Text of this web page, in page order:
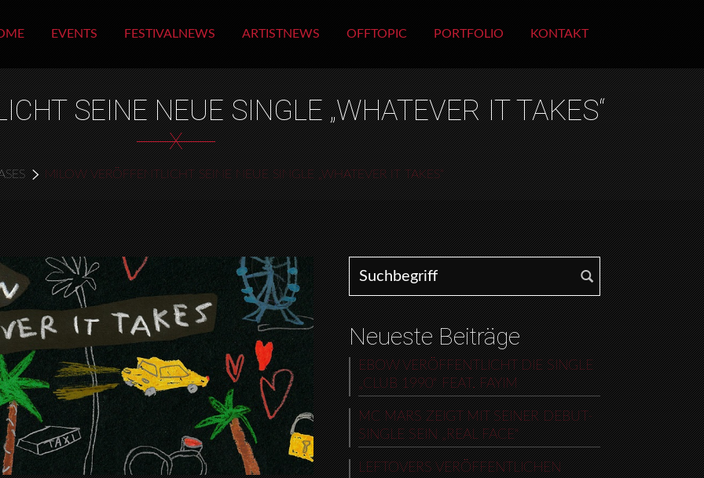
EVENTS FESTIVALNEWS ARTISTNEWS OFFTOPIC PORTFOLIO KONTAKT
SEINE NEUE SINGLE „WHATEVER IT TAKES“
X
MILOW VERÖFFENTLICHT SEINE NEUE SINGLE „WHATEVER IT TAKES“
Search for:
Neueste Beiträge
EBOW VERÖFFENTLICHT DIE SINGLE
„CLUB 1990“ FEAT. FAYIM
MC MARS ZEIGT MIT SEINER DEBUT-
SINGLE SEIN „REAL FACE“
LEFTOVERS VERÖFFENTLICHEN